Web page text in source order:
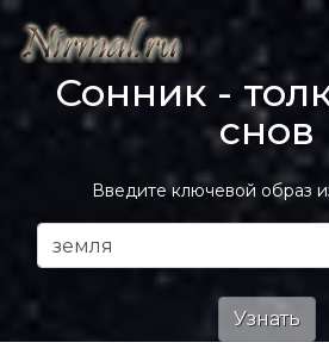
Сонник -
снов
Введите ключевой образ